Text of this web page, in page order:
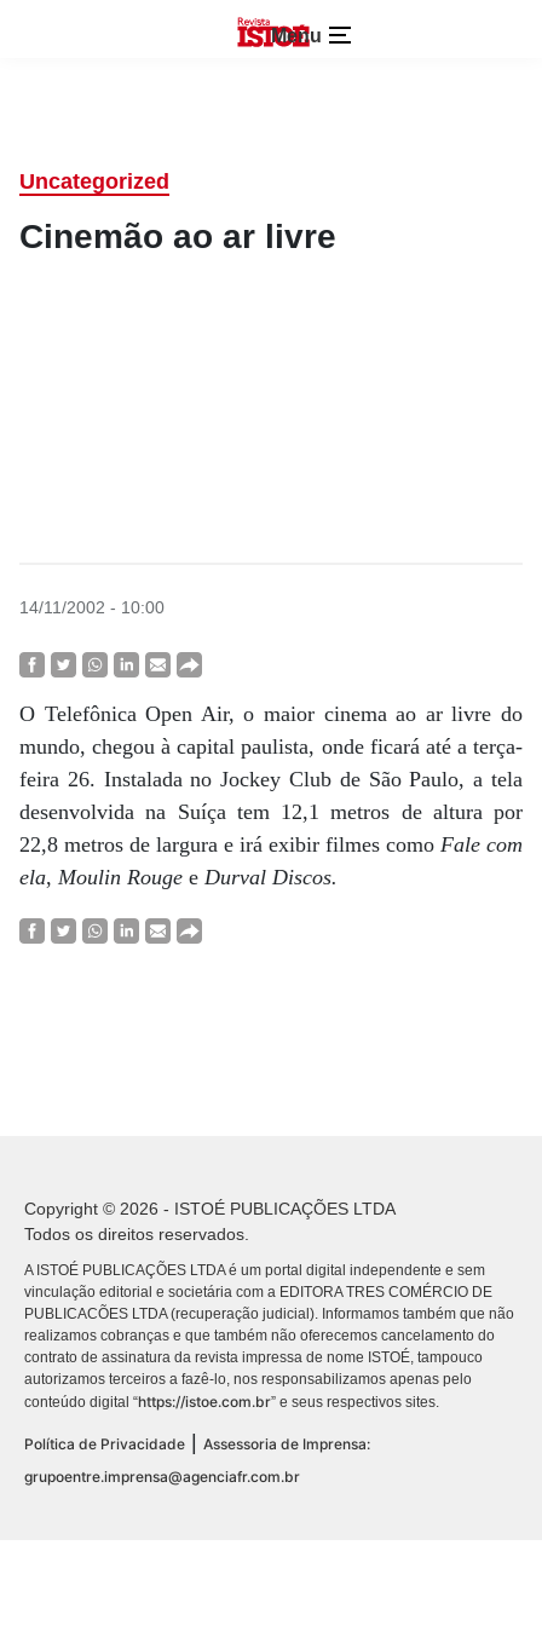
Menu
Uncategorized
Cinemão ao ar livre
14/11/2002 - 10:00
O Telefônica Open Air, o maior cinema ao ar livre do
mundo, chegou à capital paulista, onde ficará até a terça-
feira 26. Instalada no Jockey Club de São Paulo, a tela
desenvolvida na Suíça tem 12,1 metros de altura por
22,8 metros de largura e irá exibir filmes como Fale com
ela, Moulin Rouge e Durval Discos.
Copyright © 2026 - ISTOÉ PUBLICAÇÕES LTDA
Todos os direitos reservados.
A ISTOÉ PUBLICAÇÕES LTDA é um portal digital independente e sem
vinculação editorial e societária com a EDITORA TRES COMÉRCIO DE
PUBLICACÕES LTDA (recuperação judicial). Informamos também que não
realizamos cobranças e que também não oferecemos cancelamento do
contrato de assinatura da revista impressa de nome ISTOÉ, tampouco
autorizamos terceiros a fazê-lo, nos responsabilizamos apenas pelo
conteúdo digital “https://istoe.com.br” e seus respectivos sites.
Política de Privacidade
Assessoria de Imprensa:
grupoentre.imprensa@agenciafr.com.br